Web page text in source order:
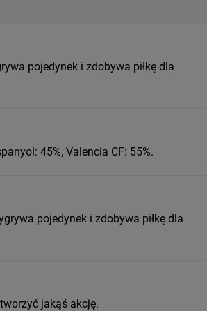
pojedynek i zdobywa piłkę dla
45%, Valencia CF: 55%.
pojedynek i zdobywa piłkę dla
jakąś akcję.